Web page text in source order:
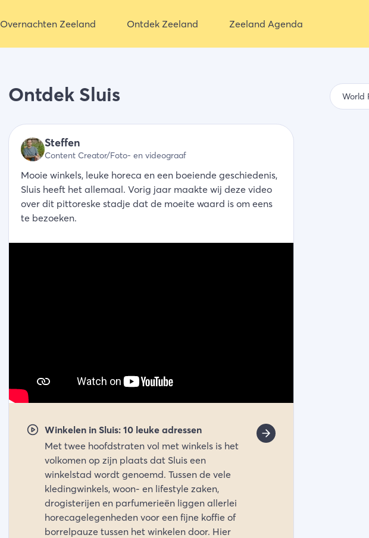
Overnachten Zeeland Ontdek Zeeland Zeeland Agenda
Ontdek Sluis
Steffen
Content Creator/Foto- en videograaf
Mooie winkels, leuke horeca en een boeiende geschiedenis,
Sluis heeft het allemaal. Vorig jaar maakte wij deze video
over dit pittoreske stadje dat de moeite waard is om eens
te bezoeken.
Winkelen in Sluis: 10 leuke adressen
Met twee hoofdstraten vol met winkels is het
volkomen op zijn plaats dat Sluis een
winkelstad wordt genoemd. Tussen de vele
kledingwinkels, woon- en lifestyle zaken,
drogisterijen en parfumerieën liggen allerlei
horecagelegenheden voor een fijne koffie of
borrelpauze tussen het winkelen door. Hier